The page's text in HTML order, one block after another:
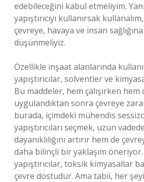
edebileceğini kabul etmeliyim.
yapıştırıcıyı kullanırsak
çevreye, havaya ve insan
düşünmeliyiz.
Özellikle inşaat alanlarında
yapıştırıcılar, solventler ve
Bu maddeler, hem çalışırken hem
uygulandıktan sonra çevreye
burada, içimdeki mühendis
yapıştırıcıları seçmek, uzun
dayanıklılığını artırır hem de
daha bilinçli bir yaklaşım
yapıştırıcılar, toksik kimyasallar
çevre dostudur. Ama tabii, her